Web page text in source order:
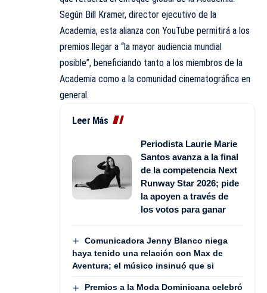
Según Bill Kramer, director ejecutivo de la
Academia, esta alianza con YouTube permitirá a los
premios llegar a “la mayor audiencia mundial
posible”, beneficiando tanto a los miembros de la
Academia como a la comunidad cinematográfica en
general.
Leer Más
Periodista Laurie Marie
Santos avanza a la final
de la competencia Next
Runway Star 2026; pide
la apoyen a través de
los votos para ganar
Comunicadora Jenny Blanco niega
haya tenido una relación con Max de
Aventura; el músico insinuó que si
Premios a la Moda Dominicana celebró